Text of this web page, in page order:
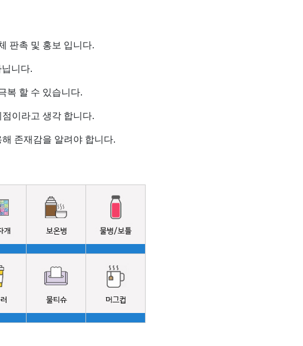
판촉 및 홍보 입니다.
니다.
복 할 수 있습니다.
이라고 생각 합니다.
존재감을 알려야 합니다.